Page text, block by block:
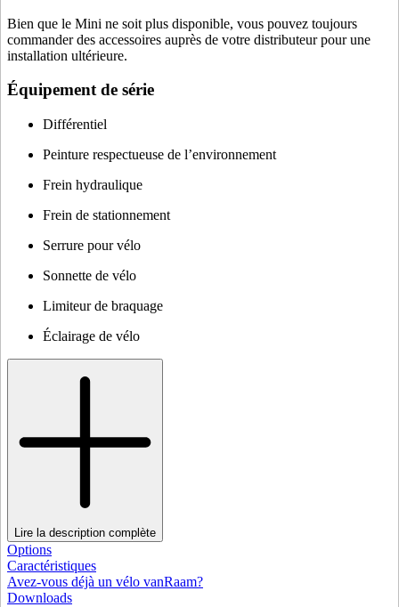
Bien que le Mini ne soit plus disponible, vous pouvez toujours
commander des accessoires auprès de votre distributeur pour une
installation ultérieure.
Équipement de série
Différentiel
Peinture respectueuse de l’environnement
Frein hydraulique
Frein de stationnement
Serrure pour vélo
Sonnette de vélo
Limiteur de braquage
Éclairage de vélo
Lire la description complète
Options
Caractéristiques
Avez-vous déjà un vélo vanRaam?
Downloads